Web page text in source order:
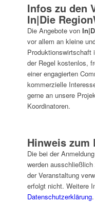
Infos zu den
In|Die
Die Angebote von
vor allem an kleine
Produktionswirtschaft
der Regel kostenlos,
einer engagierten
kommerzielle
gerne an unsere
Koordinatoren.
Hinweis zum
Die bei der
werden
der Veranstaltung
erfolgt nicht. Weitere
Datenschutzerklärung.